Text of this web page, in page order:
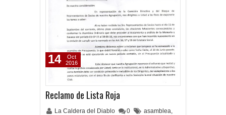
Reclamo de Lista Roja
La Caldera del Diablo 0 asamblea,
14
Oct
2016